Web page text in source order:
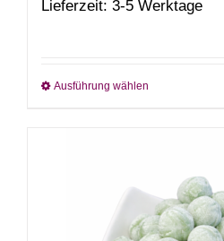
Lieferzeit: 3-5 Werktage
Ausführung wählen
Varianten
auf.